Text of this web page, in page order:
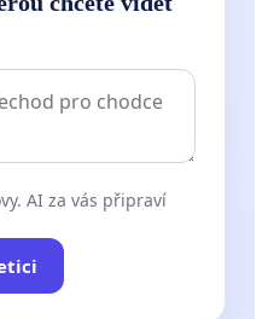
AI za vás připraví